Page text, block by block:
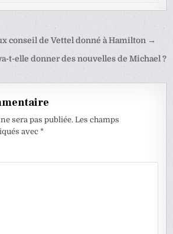
conseil de Vettel donné à Hamilton →
t-elle donner des nouvelles de Michael ?
sera pas publiée. Les champs
avec*